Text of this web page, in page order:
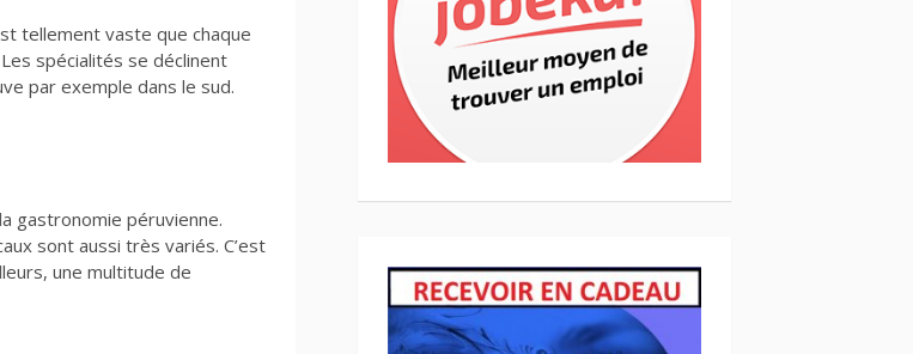
tellement vaste que chaque
spécialités se déclinent
par exemple dans le sud.
gastronomie péruvienne.
sont aussi très variés. C’est
une multitude de